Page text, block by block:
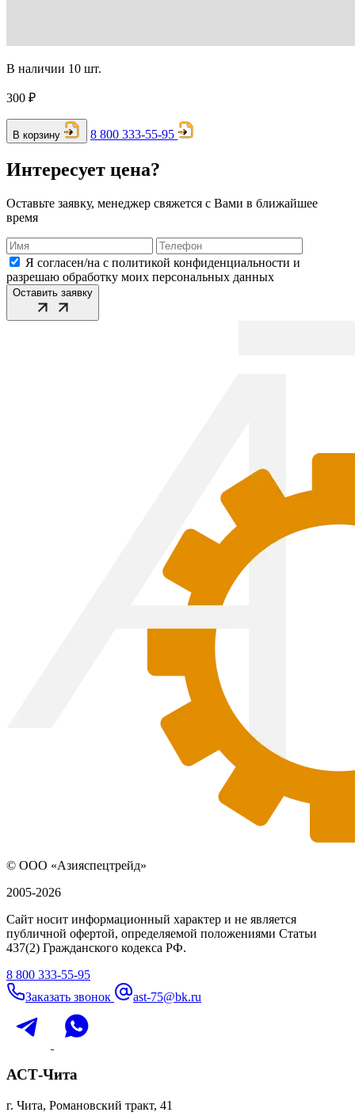
В наличии 10 шт.
300 ₽
В корзину 8 800 333-55-95
Интересует цена?
Оставьте заявку, менеджер свяжется с Вами в ближайшее
время
Я согласен/на с политикой конфиденциальности и
разрешаю обработку моих персональных данных
Оставить заявку
© ООО «Азияспецтрейд»
2005-2026
Сайт носит информационный характер и не является
публичной офертой, определяемой положениями Статьи
437(2) Гражданского кодекса РФ.
8 800 333-55-95
Заказать звонок
ast-75@bk.ru
АСТ-Чита
г. Чита, Романовский тракт, 41